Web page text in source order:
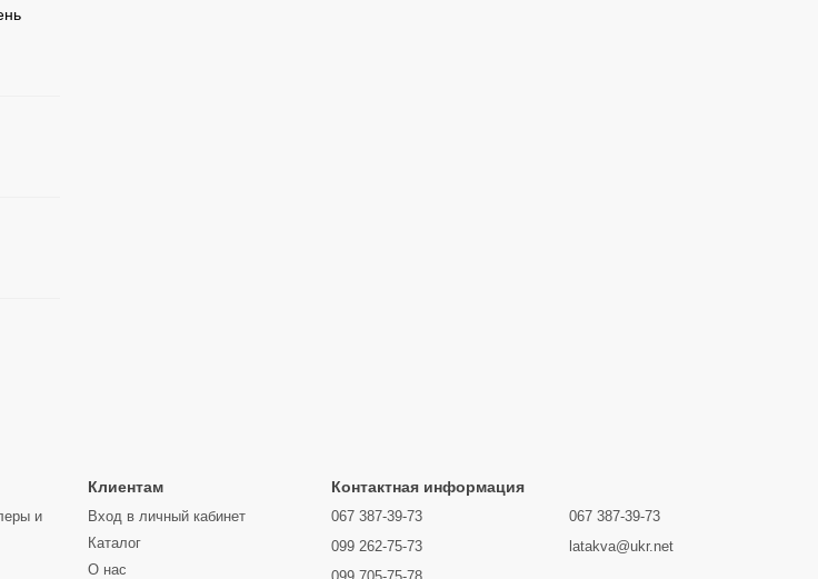
и
Клиентам
Вход в личный кабинет
Каталог
О нас
Контактная информация
067 387-39-73
099 262-75-73
067 387-39-73
latakva@ukr.net